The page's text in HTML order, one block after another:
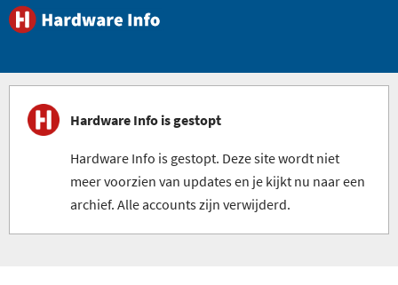
Hardware Info is gestopt
Hardware Info is gestopt. Deze site wordt niet
meer voorzien van updates en je kijkt nu naar een
archief. Alle accounts zijn verwijderd.